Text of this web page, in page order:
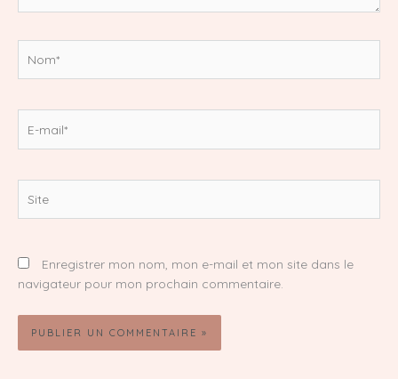
mail*
Enregistrer mon nom, mon e-mail et mon site dans le
navigateur pour mon prochain commentaire.